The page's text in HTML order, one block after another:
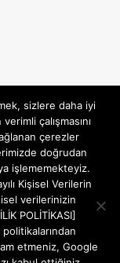
sizlere daha iyi
çalışmasını
çerezler
doğrudan
işlememekteyiz.
Kişisel Verilerin
verilerinizin
POLİTİKASI]
etmeniz, Google